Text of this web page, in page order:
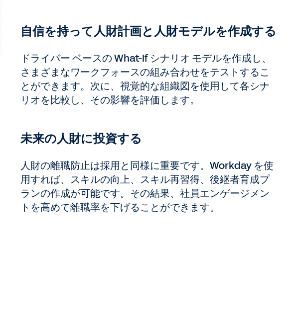
自信を持って人財計画と人財モデルを作成する
ドライバー ベースの What-If シナリオ モデルを作成し、
さまざまなワークフォースの組み合わせをテストするこ
とができます。次に、視覚的な組織図を使用して各シナ
リオを比較し、その影響を評価します。
未来の人財に投資する
人財の離職防止は採用と同様に重要です。Workday を使
用すれば、スキルの向上、スキル再習得、後継者育成プ
ランの作成が可能です。その結果、社員エンゲージメン
トを高めて離職率を下げることができます。